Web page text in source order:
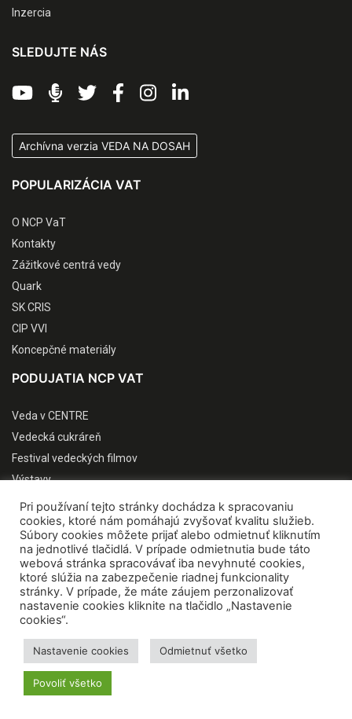
Inzercia
SLEDUJTE NÁS
Archívna verzia VEDA NA DOSAH
POPULARIZÁCIA VAT
O NCP VaT
Kontakty
Zážitkové centrá vedy
Quark
SK CRIS
CIP VVI
Koncepčné materiály
PODUJATIA NCP VAT
Veda v CENTRE
Vedecká cukráreň
Festival vedeckých filmov
Výstavy
Vedec roka SR
Týždeň vedy a techniky
Európska noc vedy
Vedecká show
Konferencie / workshopy
PUBLIKUJEME
Pri používaní tejto stránky dochádza k spracovaniu
cookies, ktoré nám pomáhajú zvyšovať kvalitu služieb.
Súbory cookies môžete prijať alebo odmietnuť kliknutím
na jednotlivé tlačidlá. V prípade odmietnutia bude táto
webová stránka spracovávať iba nevyhnuté cookies,
ktoré slúžia na zabezpečenie riadnej funkcionality
stránky. V prípade, že máte záujem perzonalizovať
nastavenie cookies kliknite na tlačidlo „Nastavenie
cookies“.
Nastavenie cookies Odmietnuť všetko
Povoliť všetko